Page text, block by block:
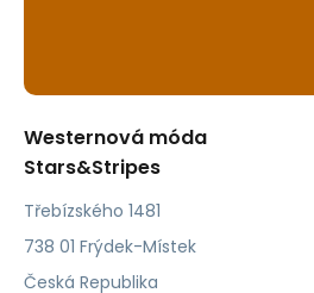
Westernová móda
Stars&Stripes
Třebízského 1481
738 01 Frýdek-Místek
Česká Republika